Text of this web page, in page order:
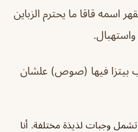
اسمه قاقا ما يحترم الزباين
بيتزا فيها (صوص) علشان
وجبات لذيذة مختلفة. أنا